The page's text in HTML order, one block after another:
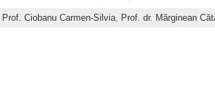
Ciobanu Carmen-Silvia, Prof. dr. Mărginean